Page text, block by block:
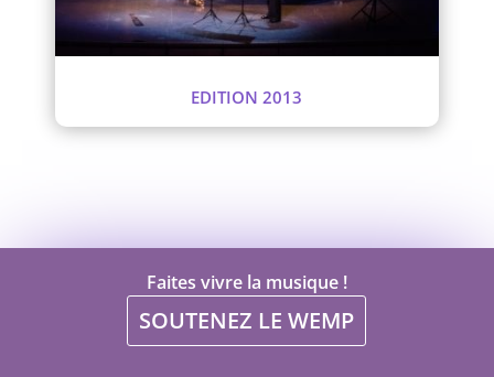
EDITION 2013
Faites vivre la musique !
SOUTENEZ LE WEMP